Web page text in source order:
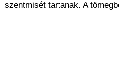
szentmisét tartanak. A